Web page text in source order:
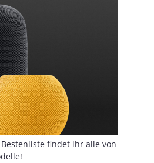
findet ihr alle von